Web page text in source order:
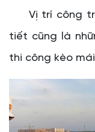
Vị trí công
tiết cũng là
thi công kèo